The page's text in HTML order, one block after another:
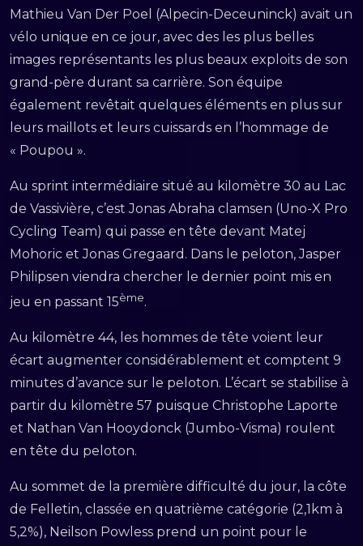
Mathieu Van Der Poel (Alpecin-Deceuninck) avait un
vélo unique en ce jour, avec des les plus belles
images représentants les plus beaux exploits de son
grand-père durant sa carrière. Son équipe
également revêtait quelques éléments en plus sur
leurs maillots et leurs cuissards en l’hommage de
« Poupou ».
Au sprint intermédiaire situé au kilomètre 30 au Lac
de Vassivière, c’est Jonas Abraha clamsen (Uno-X Pro
Cycling Team) qui passe en tête devant Matej
Mohoric et Jonas Gregaard. Dans le peloton, Jasper
Philipsen viendra chercher le dernier point mis en
jeu en passant 15ème.
Au kilomètre 44, les hommes de tête voient leur
écart augmenter considérablement et comptent 9
minutes d’avance sur le peloton. L’écart se stabilise à
partir du kilomètre 57 puisque Christophe Laporte
et Nathan Van Hooydonck (Jumbo-Visma) roulent
en tête du peloton.
Au sommet de la première difficulté du jour, la côte
de Felletin, classée en quatrième catégorie (2,1km à
5,2%), Neilson Powless prend un point pour le